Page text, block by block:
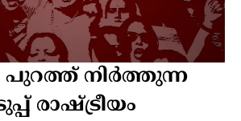
പുറത്ത് നിർത്തുന്ന
രാഷ്ട്രീയം